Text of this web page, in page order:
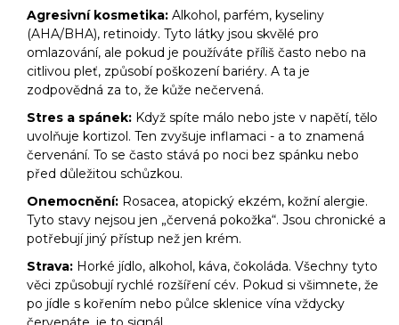
Agresivní kosmetika: Alkohol, parfém, kyseliny
(AHA/BHA), retinoidy. Tyto látky jsou skvělé pro
omlazování, ale pokud je používáte příliš často nebo na
citlivou pleť, způsobí poškození bariéry. A ta je
zodpovědná za to, že kůže nečervená.
Stres a spánek: Když spíte málo nebo jste v napětí, tělo
uvolňuje kortizol. Ten zvyšuje inflamaci - a to znamená
červenání. To se často stává po noci bez spánku nebo
před důležitou schůzkou.
Onemocnění: Rosacea, atopický ekzém, kožní alergie.
Tyto stavy nejsou jen „červená pokožka“. Jsou chronické a
potřebují jiný přístup než jen krém.
Strava: Horké jídlo, alkohol, káva, čokoláda. Všechny tyto
věci způsobují rychlé rozšíření cév. Pokud si všimnete, že
po jídle s kořením nebo půlce sklenice vína vždycky